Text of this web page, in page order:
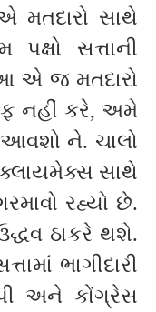
મતદારો સાથે
પક્ષો સત્તાની
એ જ મતદારો
નહીં કરે, અમે
ને. ચાલો
સાથે
રહ્યો છે.
ઠાકરે થશે.
ભાગીદારી
અને કોંગ્રેસ